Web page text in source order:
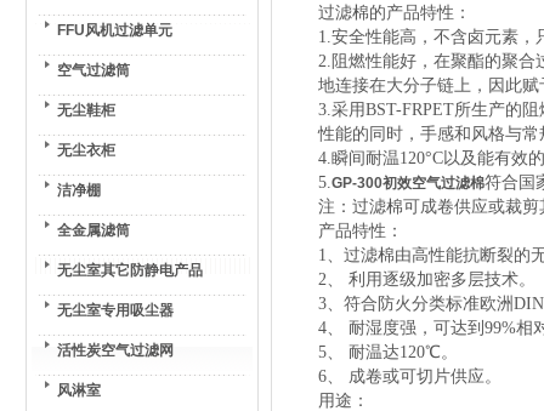
FFU风机过滤单元
空气过滤筒
无尘鞋柜
无尘衣柜
洁净棚
全金属滤筒
无尘室其它防静电产品
无尘室专用吸尘器
活性炭空气过滤网
风淋室
过滤棉的产品特性：
1.安全性能高，不含卤元素，
2.阻燃性能好，在聚酯的聚合
地连接在大分子链上，因此
3.采用BST-FRPET所生产的
性能的同时，手感和风格与常
4.瞬间耐温120°C以及能有效
5.GP-300初效空气过滤棉符合国
注：过滤棉可成卷供应或裁
产品特性：
1、过滤棉由高性能抗断裂的
2、 利用逐级加密多层技术。
3、符合防火分类标准欧洲
4、 耐湿度强，可达到99%相
5、 耐温达120℃。
6、 成卷或可切片供应。
用途：